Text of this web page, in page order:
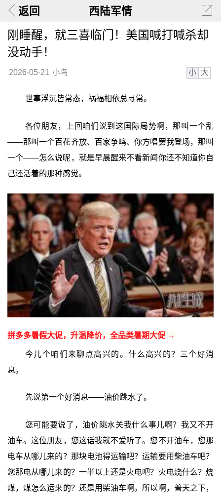
返回 西陆军情
刚睡醒，就三喜临门！美国喊打喊杀却
没动手！
2026-05-21 小鸟 小 大
世事浮沉皆常态，祸福相依总寻常。
各位朋友，上回咱们说到这国际局势啊，那叫一个乱
——那叫一个百花齐放、百家争鸣、你方唱罢我登场，那叫
一个——怎么说呢，就是早晨醒来不看新闻你还不知道你自
己还活着的那种感觉。
拼多多暑假大促，升温降价，全品类暑期大促 →
今儿个咱们来聊点高兴的。什么高兴的？三个好消
息。
先说第一个好消息——油价跳水了。
您可能要说了，油价跳水关我什么事儿啊？我又不开
油车。这位朋友，您这话我就不爱听了。您不开油车，您那
电车从哪儿来的？那块电池得运输吧？运输要用柴油车吧？
您那电从哪儿来的？一半以上还是火电吧？火电烧什么？烧
煤，煤怎么运来的？还是用柴油车啊。所以啊，普天之下，